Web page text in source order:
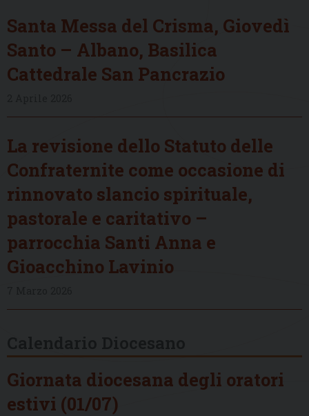
Santa Messa del Crisma, Giovedì
Santo – Albano, Basilica
Cattedrale San Pancrazio
La revisione dello Statuto delle
Confraternite come occasione di
rinnovato slancio spirituale,
pastorale e caritativo –
parrocchia Santi Anna e
Gioacchino Lavinio
Giornata diocesana degli oratori
estivi (01/07)